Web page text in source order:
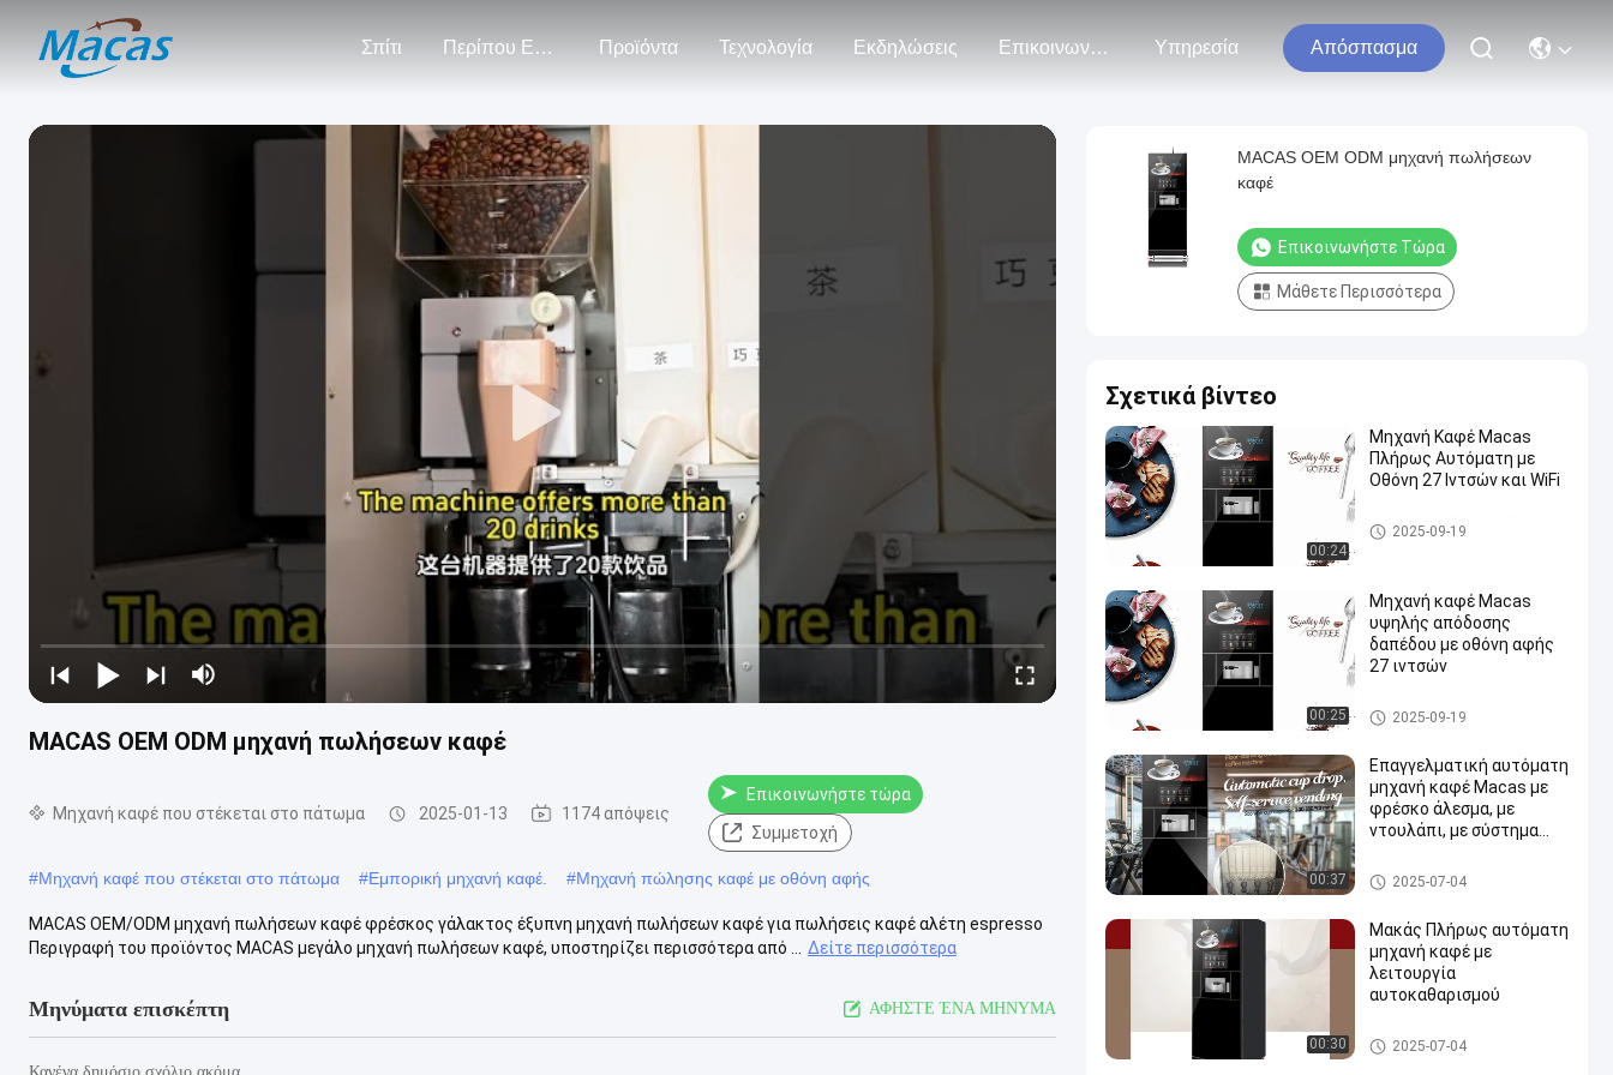
Σπίτι Περίπου Εμείς Προϊόντα Τεχνολογία Εκδηλώσεις Επικοινωνήστε Μαζί Μας Υπηρεσία Απόσπασμα
MACAS OEM ODM μηχανή πωλήσεων καφέ
Μηχανή καφέ που στέκεται στο πάτωμα 2025-01-13 1174 απόψεις
Επικοινωνήστε τώρα
Συμμετοχή
#Μηχανή καφέ που στέκεται στο πάτωμα #Εμπορική μηχανή καφέ. #Μηχανή πώλησης καφέ με οθόνη αφής
MACAS OEM/ODM μηχανή πωλήσεων καφέ φρέσκος γάλακτος έξυπνη μηχανή πωλήσεων καφέ για πωλήσεις καφέ αλέτη espresso
Περιγραφή του προϊόντος MACAS μεγάλο μηχανή πωλήσεων καφέ, υποστηρίζει περισσότερα από ...
Δείτε περισσότερα
Μηνύματα επισκέπτη ΑΦΗΣΤΕ ΈΝΑ ΜΗΝΥΜΑ
Κανένα δημόσιο σχόλιο ακόμα
MACAS OEM ODM μηχανή πωλήσεων
καφέ
Επικοινωνήστε Τώρα
Μάθετε Περισσότερα
Σχετικά βίντεο
00:24
Μηχανή Καφέ Macas
Πλήρως Αυτόματη με
Οθόνη 27 Ιντσών και WiFi
Μηχανή καφέ που στέκεται
στο πάτωμα
2025-09-19
00:25
Μηχανή καφέ Macas
υψηλής απόδοσης
δαπέδου με οθόνη αφής
27 ιντσών
Μηχανή καφέ που στέκεται
στο πάτωμα
2025-09-19
00:37
Επαγγελματική αυτόματη
μηχανή καφέ Macas με
φρέσκο άλεσμα, με
ντουλάπι, με σύστημα
σύστημα αντλίας
γραναζιών
Μηχανή καφέ που στέκεται
στο πάτωμα
2025-07-04
00:30
Μακάς Πλήρως αυτόματη
μηχανή καφέ με
λειτουργία
αυτοκαθαρισμού
Μηχανή καφέ που στέκεται
στο πάτωμα
2025-07-04